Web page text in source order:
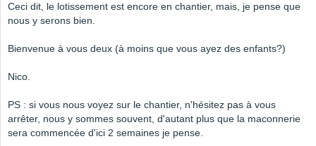
Ceci dit, le lotissement est encore en chantier, mais, je pense que
nous y serons bien.
Bienvenue à vous deux (à moins que vous ayez des enfants?)
Nico.
PS : si vous nous voyez sur le chantier, n'hésitez pas à vous
arrêter, nous y sommes souvent, d'autant plus que la maconnerie
sera commencée d'ici 2 semaines je pense.